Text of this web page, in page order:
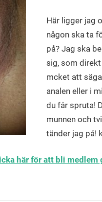
Här ligger jag
någon ska ta
på? Jag ska
sig, som
mcket att
analen eller i
du får spruta!
munnen och
tänder jag på!
här för att bli medlem